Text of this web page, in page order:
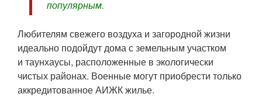
популярным.
Любителям свежего воздуха и загородной жизни
идеально подойдут дома с земельным участком
и таунхаусы, расположенные в экологически
чистых районах. Военные могут приобрести только
аккредитованное АИЖК жилье.